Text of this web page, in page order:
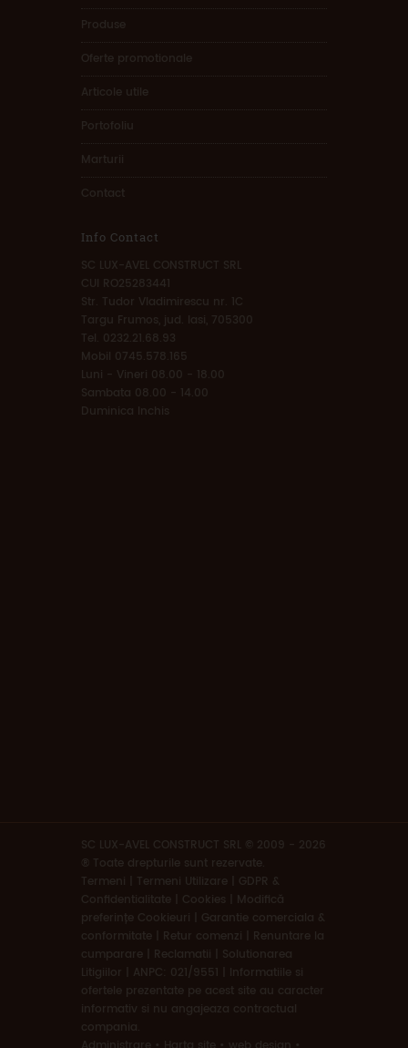
Produse
Oferte promotionale
Articole utile
Portofoliu
Marturii
Contact
Info Contact
SC LUX-AVEL CONSTRUCT SRL
CUI RO25283441
Str. Tudor Vladimirescu nr. 1C
Targu Frumos, jud. Iasi, 705300
Tel. 0232.21.68.93
Mobil 0745.578.165
Luni - Vineri 08.00 - 18.00
Sambata 08.00 - 14.00
Duminica Inchis
SC LUX-AVEL CONSTRUCT SRL © 2009 - 2026
® Toate drepturile sunt rezervate.
Termeni
Termeni Utilizare | GDPR &
Confidentialitate | Cookies
Modifică
preferințe Cookieuri
Garantie comerciala &
conformitate
Retur comenzi
Renuntare la
cumparare
Reclamatii
Solutionarea
Litigiilor
ANPC: 021/9551
Informatiile si
ofertele prezentate pe acest site au caracter
informativ si nu angajeaza contractual
compania.